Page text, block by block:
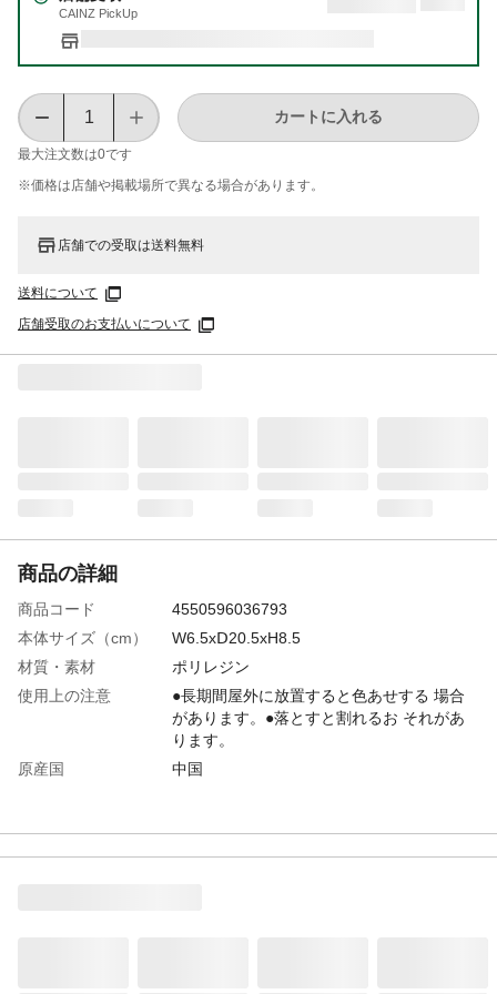
CAINZ PickUp
最大注文数は0です
カートに入れる
※価格は​店舗や​掲載場所で​異なる​場合が​あります。
店舗での受取は送料無料
送料について
店舗受取のお支払いについて
商品の詳細
商品コード
4550596036793
本体サイズ（cm）
W6.5xⅮ20.5xH8.5
材質・素材
ポリレジン
使用上の注意
●長期間屋外に放置すると色あせする 場合
があります。●落とすと割れるお それがあ
ります。
原産国
中国